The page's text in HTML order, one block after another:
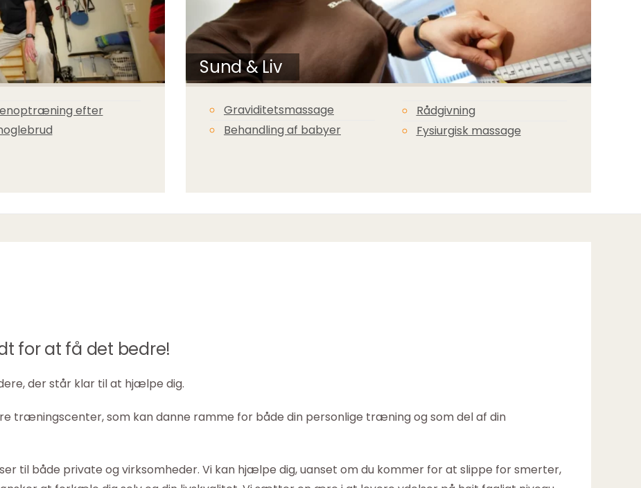
efter
Sund & Liv
Graviditetsmassage
Behandling af babyer
Rådgivning
Fysiurgisk massage
for at få det bedre!
der står klar til at hjælpe dig.
træningscenter, som kan danne ramme for både din personlige træning og som del af din
til både private og virksomheder. Vi kan hjælpe dig, uanset om du kommer for at slippe for smerter,